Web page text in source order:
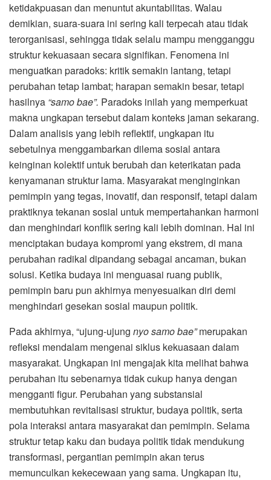
ketidakpuasan dan menuntut akuntabilitas. Walau
demikian, suara-suara ini sering kali terpecah atau tidak
terorganisasi, sehingga tidak selalu mampu mengganggu
struktur kekuasaan secara signifikan. Fenomena ini
menguatkan paradoks: kritik semakin lantang, tetapi
perubahan tetap lambat; harapan semakin besar, tetapi
hasilnya “samo bae”. Paradoks inilah yang memperkuat
makna ungkapan tersebut dalam konteks jaman sekarang.
Dalam analisis yang lebih reflektif, ungkapan itu
sebetulnya menggambarkan dilema sosial antara
keinginan kolektif untuk berubah dan keterikatan pada
kenyamanan struktur lama. Masyarakat menginginkan
pemimpin yang tegas, inovatif, dan responsif, tetapi dalam
praktiknya tekanan sosial untuk mempertahankan harmoni
dan menghindari konflik sering kali lebih dominan. Hal ini
menciptakan budaya kompromi yang ekstrem, di mana
perubahan radikal dipandang sebagai ancaman, bukan
solusi. Ketika budaya ini menguasai ruang publik,
pemimpin baru pun akhirnya menyesuaikan diri demi
menghindari gesekan sosial maupun politik.
Pada akhirnya, “ujung-ujung nyo samo bae”merupakan
refleksi mendalam mengenai siklus kekuasaan dalam
masyarakat. Ungkapan ini mengajak kita melihat bahwa
perubahan itu sebenarnya tidak cukup hanya dengan
mengganti figur. Perubahan yang substansial
membutuhkan revitalisasi struktur, budaya politik, serta
pola interaksi antara masyarakat dan pemimpin. Selama
struktur tetap kaku dan budaya politik tidak mendukung
transformasi, pergantian pemimpin akan terus
memunculkan kekecewaan yang sama. Ungkapan itu,